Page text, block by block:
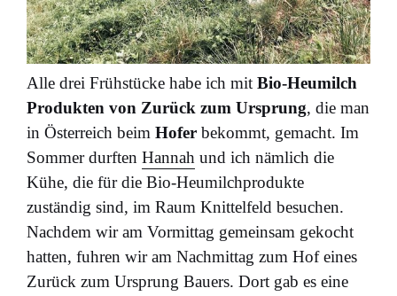
Alle drei Frühstücke habe ich mit Bio-Heumilch
Produkten von Zurück zum Ursprung, die man
in Österreich beim Hofer bekommt, gemacht. Im
Sommer durften Hannah und ich nämlich die
Kühe, die für die Bio-Heumilchprodukte
zuständig sind, im Raum Knittelfeld besuchen.
Nachdem wir am Vormittag gemeinsam gekocht
hatten, fuhren wir am Nachmittag zum Hof eines
Zurück zum Ursprung Bauers. Dort gab es eine